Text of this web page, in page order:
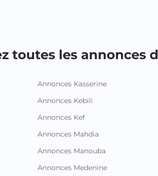
toutes les annonces
Annonces Kasserine
Annonces Kebili
Annonces Kef
Annonces Mahdia
Annonces Manouba
Annonces Medenine